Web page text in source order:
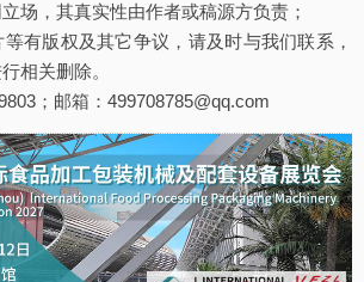
场，其真实性由作者或稿源方负责；
有版权及其它争议，请及时与我们联系，
相关删除。
；邮箱：499708785@qq.com